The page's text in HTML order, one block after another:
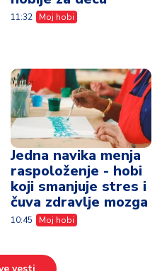
11:32 Moj hobi
Jedna navika menja
raspoloženje - hobi
koji smanjuje stres i
čuva zdravlje mozga
10:45 Moj hobi